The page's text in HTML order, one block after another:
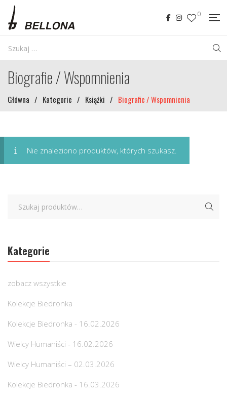
0
Biografie / Wspomnienia
Główna / Kategorie / Książki / Biografie / Wspomnienia
Nie znaleziono produktów, których szukasz.
Kategorie
zobacz wszystkie
Kolekcje Biedronka
Kolekcje Biedronka - 16.02.2026
Wielcy Humaniści - 16.02.2026
Wielcy Humaniści – 02.03.2026
Kolekcje Biedronka - 16.03.2026